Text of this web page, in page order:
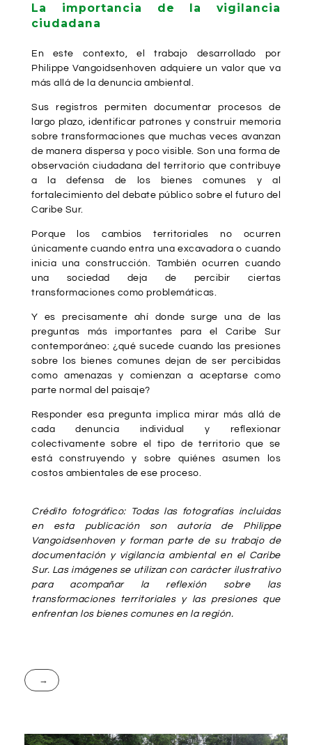
La importancia de la vigilancia
ciudadana
En este contexto, el trabajo desarrollado por
Philippe Vangoidsenhoven adquiere un valor que va
más allá de la denuncia ambiental.
Sus registros permiten documentar procesos de
largo plazo, identificar patrones y construir memoria
sobre transformaciones que muchas veces avanzan
de manera dispersa y poco visible. Son una forma de
observación ciudadana del territorio que contribuye
a la defensa de los bienes comunes y al
fortalecimiento del debate público sobre el futuro del
Caribe Sur.
Porque los cambios territoriales no ocurren
únicamente cuando entra una excavadora o cuando
inicia una construcción. También ocurren cuando
una sociedad deja de percibir ciertas
transformaciones como problemáticas.
Y es precisamente ahí donde surge una de las
preguntas más importantes para el Caribe Sur
contemporáneo: ¿qué sucede cuando las presiones
sobre los bienes comunes dejan de ser percibidas
como amenazas y comienzan a aceptarse como
parte normal del paisaje?
Responder esa pregunta implica mirar más allá de
cada denuncia individual y reflexionar
colectivamente sobre el tipo de territorio que se
está construyendo y sobre quiénes asumen los
costos ambientales de ese proceso.
Crédito fotográfico: Todas las fotografías incluidas
en esta publicación son autoría de Philippe
Vangoidsenhoven y forman parte de su trabajo de
documentación y vigilancia ambiental en el Caribe
Sur. Las imágenes se utilizan con carácter ilustrativo
para acompañar la reflexión sobre las
transformaciones territoriales y las presiones que
enfrentan los bienes comunes en la región.